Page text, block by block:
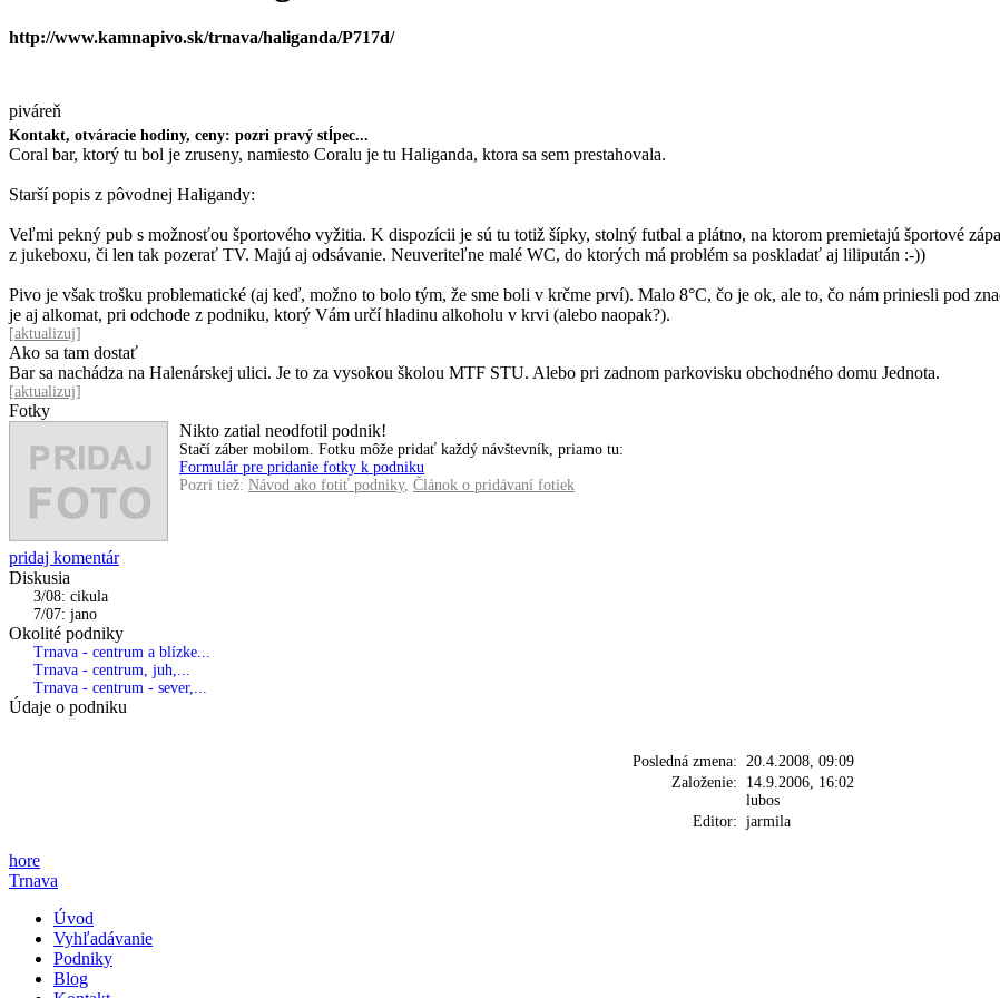
http://www.kamnapivo.sk/trnava/haliganda/P717d/
piváreň
Kontakt, otváracie hodiny, ceny: pozri pravý stĺpec...
Coral bar, ktorý tu bol je zruseny, namiesto Coralu je tu Haliganda, ktora sa sem prestahovala.
Starší popis z pôvodnej Haligandy:
Veľmi pekný pub s možnosťou športového vyžitia. K dispozícii je sú tu totiž šípky, stolný futbal a plátno, na ktorom premietajú športové
z jukeboxu, či len tak pozerať TV. Majú aj odsávanie. Neuveriteľne malé WC, do ktorých má problém sa poskladať aj lilipután :-))
Pivo je však trošku problematické (aj keď, možno to bolo tým, že sme boli v krčme prví). Malo 8°C, čo je ok, ale to, čo nám priniesli pod
je aj alkomat, pri odchode z podniku, ktorý Vám určí hladinu alkoholu v krvi (alebo naopak?).
[aktualizuj]
Ako sa tam dostať
Bar sa nachádza na Halenárskej ulici. Je to za vysokou školou MTF STU. Alebo pri zadnom parkovisku obchodného domu Jednota.
[aktualizuj]
Fotky
Nikto zatial neodfotil podnik!
Stačí záber mobilom. Fotku môže pridať každý návštevník, priamo tu:
Formulár pre pridanie fotky k podniku
Pozri tiež: Návod ako fotiť podniky, Článok o pridávaní fotiek
pridaj komentár
Diskusia
3/08: cikula
7/07: jano
Okolité podniky
Trnava - centrum a blízke...
Trnava - centrum, juh,...
Trnava - centrum - sever,...
Údaje o podniku
Posledná zmena: 20.4.2008, 09:09
Založenie: 14.9.2006, 16:02
lubos
Editor: jarmila
hore
Trnava
Úvod
Vyhľadávanie
Podniky
Blog